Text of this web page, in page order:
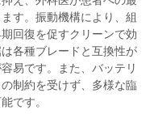
す。振動機構により、組
回復を促すクリーンで効
各種ブレードと互換性が
易です。また、バッテリ
制約を受けず、多様な臨
です。